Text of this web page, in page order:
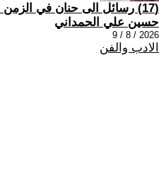
(17) رسائل الى حنان في الزمن الصعب (1)
حسين علي الحمداني
2026 / 8 / 9
الادب والفن